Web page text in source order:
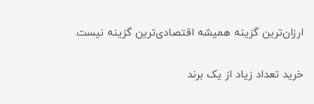
ارزان‌ترین گزینه همیشه اقتصادی‌ترین گزینه نیست.
خرید تعداد زیاد از یک برند